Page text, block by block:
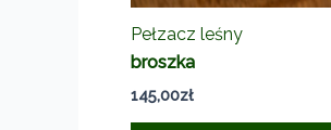
Pełzacz leśny
broszka
145,00zł